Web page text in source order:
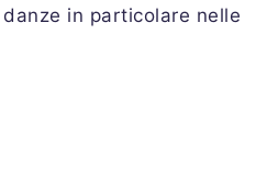
in particolare nelle